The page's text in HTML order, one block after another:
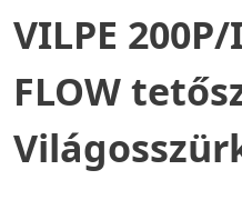
VILPE
FLOW